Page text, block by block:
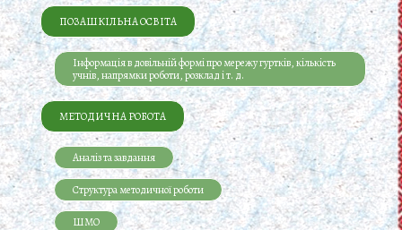
ПОЗАШКІЛЬНА ОСВІТА
Інформація в довільній формі про мережу гуртків, кількість
учнів, напрямки роботи, розклад і т. д.
МЕТОДИЧНА РОБОТА
Аналіз та завдання
Структура методичної роботи
ШМО